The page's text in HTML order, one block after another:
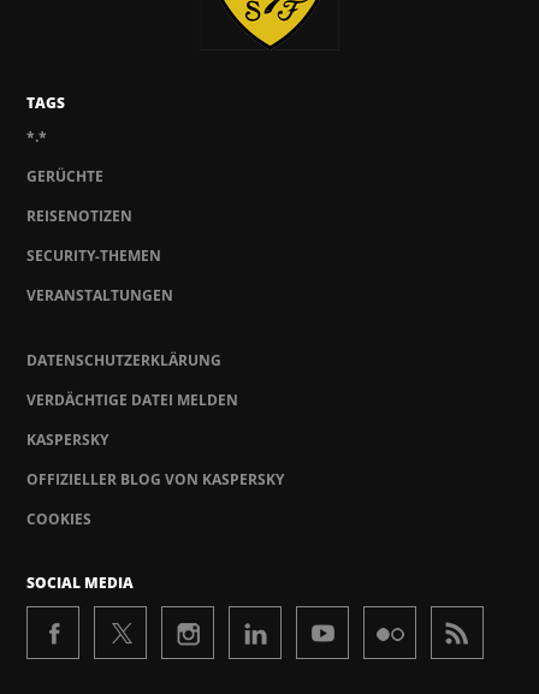
TAGS
*.*
GERÜCHTE
REISENOTIZEN
SECURITY-THEMEN
VERANSTALTUNGEN
DATENSCHUTZERKLÄRUNG
VERDÄCHTIGE DATEI MELDEN
KASPERSKY
OFFIZIELLER BLOG VON KASPERSKY
COOKIES
SOCIAL MEDIA